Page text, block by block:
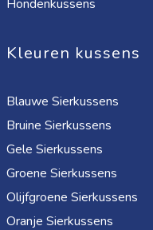
Hondenkussens
Kleuren kussens
Blauwe Sierkussens
Bruine Sierkussens
Gele Sierkussens
Groene Sierkussens
Olijfgroene Sierkussens
Oranje Sierkussens